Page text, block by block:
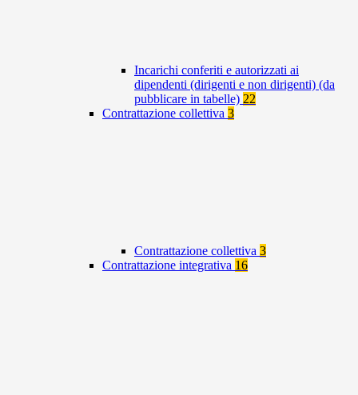
Incarichi conferiti e autorizzati ai
dipendenti (dirigenti e non dirigenti) (da
pubblicare in tabelle) 22
Contrattazione collettiva 3
Contrattazione collettiva 3
Contrattazione integrativa 16